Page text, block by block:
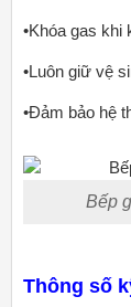
•Khóa gas khi
•Luôn giữ vệ
•Đảm bảo hệ
Bếp
Thông số